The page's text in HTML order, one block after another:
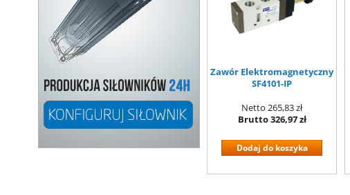
Zawór Elektromagnetyczny
SF4101-IP
Netto 265,83 zł
Brutto326,97 zł
Dodaj do koszyka